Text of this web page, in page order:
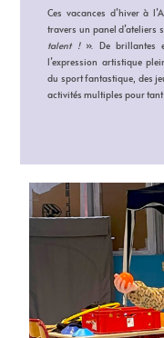
Ces vacances d’hiver à
travers un panel d’ateliers
talent !». De brillantes
l’expression artistique
du sport fantastique, des
activités multiples pour tant